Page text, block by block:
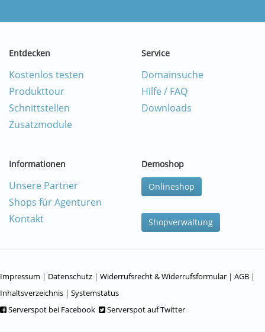
Entdecken
Kostenlos testen
Produkttour
Schnittstellen
Zusatzmodule
Service
Domainsuche
Hilfe / FAQ
Downloads
Informationen
Unsere Partner
Shops für Agenturen
Kontakt
Demoshop
Onlineshop
Shopverwaltung
Impressum | Datenschutz | Widerrufsrecht & Widerrufsformular | AGB |
Inhaltsverzeichnis | Systemstatus
Serverspot bei Facebook
Serverspot auf Twitter